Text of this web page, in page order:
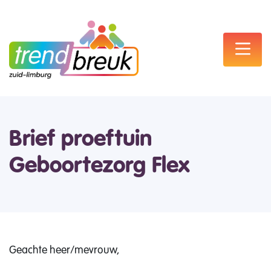
Brief proeftuin
Geboortezorg Flex
Geachte heer/mevrouw,